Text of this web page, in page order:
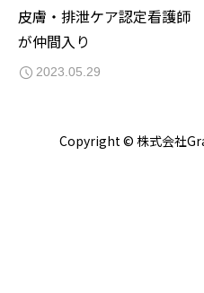
皮膚・排泄ケア認定看護師
が仲間入り
2023.05.29
Copyright © 株式会社